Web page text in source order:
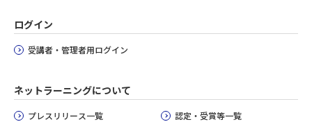
ログイン
受講者・管理者用ログイン
ネットラーニングについて
プレスリリース一覧
認定・受賞等一覧